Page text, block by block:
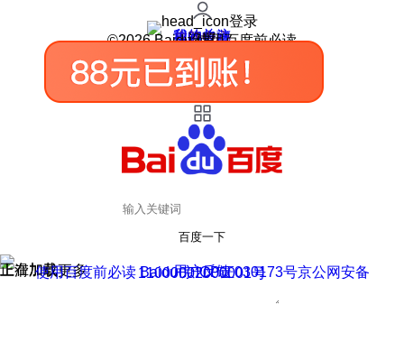
登录
我的关注
我的收藏
皮肤中心
用户反馈
设置
©2026 Baidu 使用百度前必读
百度一下
正在加载
上滑加载更多 用户反馈
使用百度前必读 Baidu 京ICP证030173号
京公网安备11000002000001号